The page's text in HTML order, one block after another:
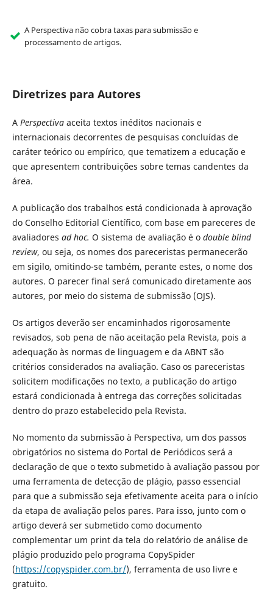
A Perspectiva não cobra taxas para submissão e
processamento de artigos.
Diretrizes para Autores
A Perspectiva aceita textos inéditos nacionais e
internacionais decorrentes de pesquisas concluídas de
caráter teórico ou empírico, que tematizem a educação e
que apresentem contribuições sobre temas candentes da
área.
A publicação dos trabalhos está condicionada à aprovação
do Conselho Editorial Científico, com base em pareceres de
avaliadores ad hoc. O sistema de avaliação é o double blind
review, ou seja, os nomes dos pareceristas permanecerão
em sigilo, omitindo-se também, perante estes, o nome dos
autores. O parecer final será comunicado diretamente aos
autores, por meio do sistema de submissão (OJS).
Os artigos deverão ser encaminhados rigorosamente
revisados, sob pena de não aceitação pela Revista, pois a
adequação às normas de linguagem e da ABNT são
critérios considerados na avaliação. Caso os pareceristas
solicitem modificações no texto, a publicação do artigo
estará condicionada à entrega das correções solicitadas
dentro do prazo estabelecido pela Revista.
No momento da submissão à Perspectiva, um dos passos
obrigatórios no sistema do Portal de Periódicos será a
declaração de que o texto submetido à avaliação passou por
uma ferramenta de detecção de plágio, passo essencial
para que a submissão seja efetivamente aceita para o início
da etapa de avaliação pelos pares. Para isso, junto com o
artigo deverá ser submetido como documento
complementar um print da tela do relatório de análise de
plágio produzido pelo programa CopySpider
(https://copyspider.com.br/), ferramenta de uso livre e
gratuito.